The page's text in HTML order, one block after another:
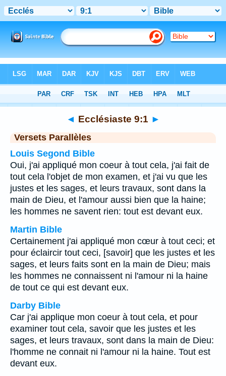
Chapitre 9 > Verset 1
◄ Ecclésiaste 9:1 ►
Versets Parallèles
Louis Segond Bible
Oui, j'ai appliqué mon coeur à tout cela, j'ai fait de
tout cela l'objet de mon examen, et j'ai vu que les
justes et les sages, et leurs travaux, sont dans la
main de Dieu, et l'amour aussi bien que la haine;
les hommes ne savent rien: tout est devant eux.
Martin Bible
Certainement j'ai appliqué mon cœur à tout ceci; et
pour éclaircir tout ceci, [savoir] que les justes et les
sages, et leurs faits sont en la main de Dieu; mais
les hommes ne connaissent ni l'amour ni la haine
de tout ce qui est devant eux.
Darby Bible
Car j'ai applique mon coeur à tout cela, et pour
examiner tout cela, savoir que les justes et les
sages, et leurs travaux, sont dans la main de Dieu:
l'homme ne connait ni l'amour ni la haine. Tout est
devant eux.